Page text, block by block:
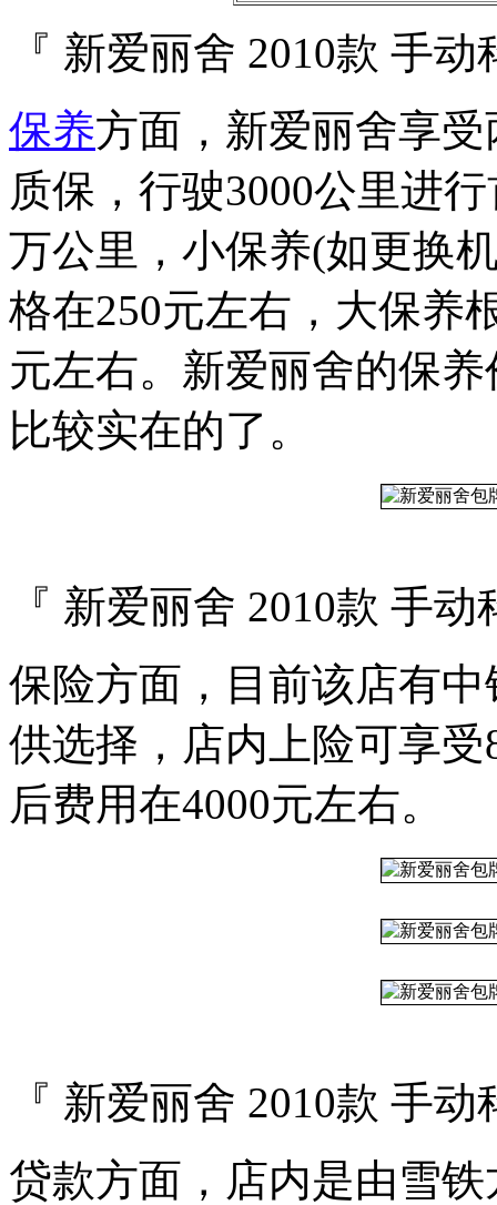
『 新爱丽舍 2010款 手
保养方面，新爱丽舍享
质保，行驶3000公里进
万公里，小保养(如更换
格在250元左右，大保养
元左右。新爱丽舍的保
比较实在的了。
『 新爱丽舍 2010款 手
保险方面，目前该店有
供选择，店内上险可享受
后费用在4000元左右。
『 新爱丽舍 2010款 手
贷款方面，店内是由雪